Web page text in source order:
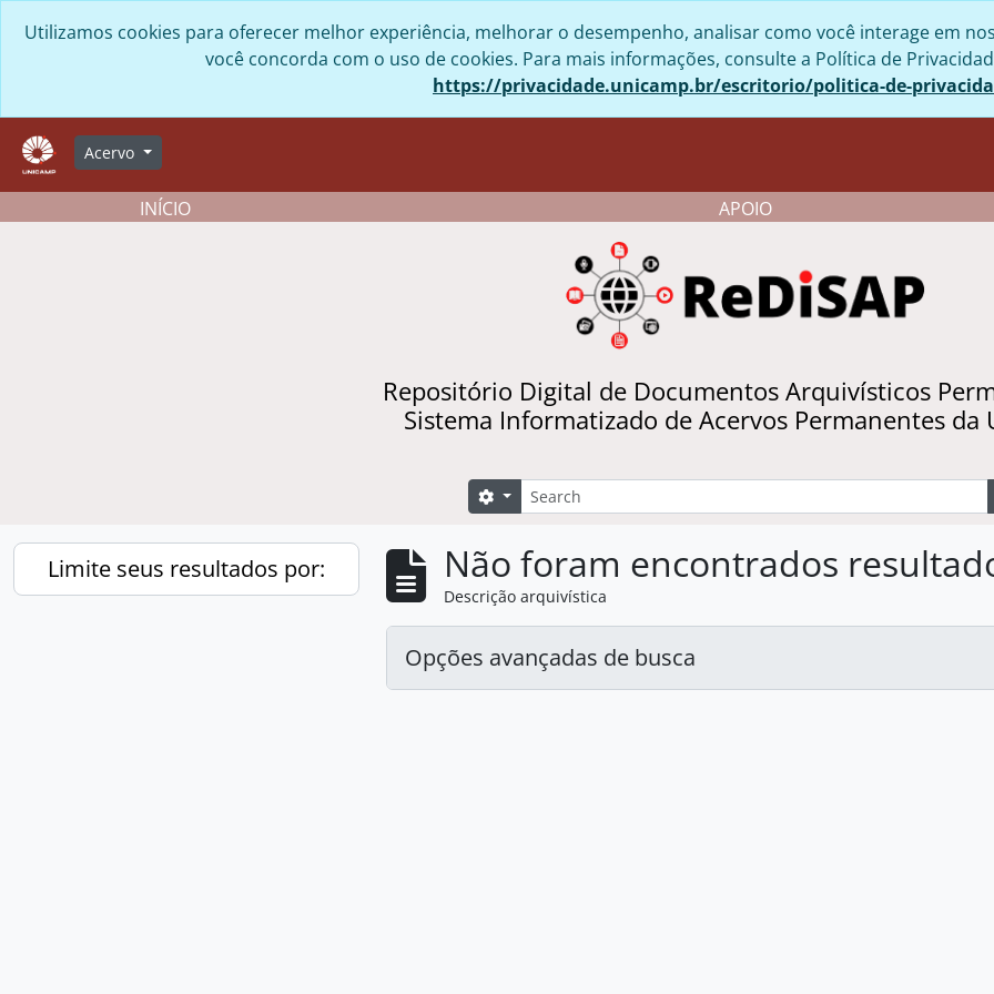
Utilizamos cookies para oferecer melhor experiência, melhorar o desempenho, analisar como você interage em
você concorda com o uso de cookies. Para mais informações, consulte a Política de
https://privacidade.unicamp.br/escritorio/politica-de-
Acervo
INÍCIO APOIO
Repositório Digital de Documentos Arquivísticos
Sistema Informatizado de Acervos Permanentes da
Buscar
Opções de busca
Limite seus resultados por: Não foram encontrados
Descrição arquivística
Opções avançadas de busca